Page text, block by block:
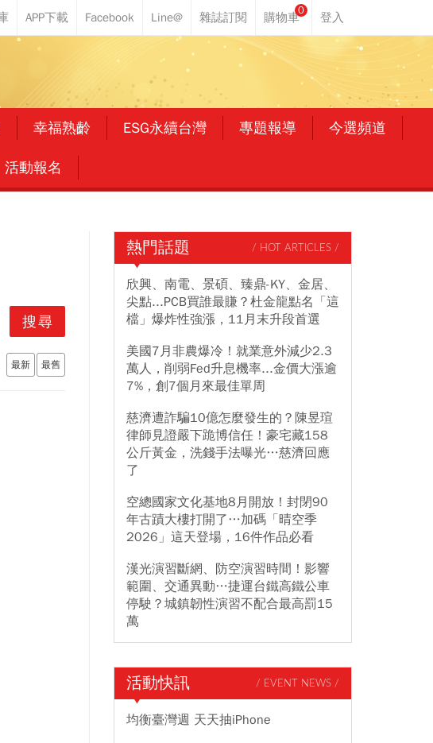
0
幸福熟齡 ESG永續台灣 專題報導 今選頻道
活動報名
最新 最舊
熱門話題 / HOT ARTICLES /
欣興、南電、景碩、臻鼎-KY、金居、
尖點...PCB買誰最賺？杜金龍點名「這
檔」爆炸性強漲，11月末升段首選
美國7月非農爆冷！就業意外減少2.3
萬人，削弱Fed升息機率...金價大漲逾
7%，創7個月來最佳單周
慈濟遭詐騙10億怎麼發生的？陳昱瑄
律師見證嚴下跪博信任！豪宅藏158
公斤黃金，洗錢手法曝光…慈濟回應
了
空總國家文化基地8月開放！封閉90
年古蹟大樓打開了…加碼「晴空季
2026」這天登場，16件作品必看
漢光演習斷網、防空演習時間！影響
範圍、交通異動…捷運台鐵高鐵公車
停駛？城鎮韌性演習不配合最高罰15
萬
活動快訊 / EVENT NEWS /
均衡臺灣週 天天抽iPhone